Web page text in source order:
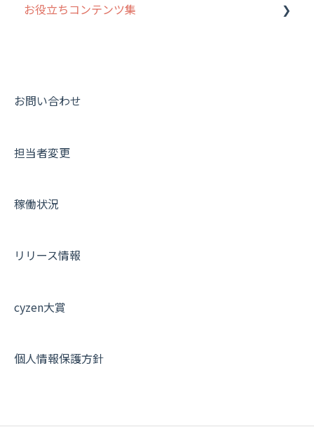
報告書・行動種別
活動通知
商品
写真管理・高画質化
その他オプション
契約・その他
ルート自動記録 について
報告書について
メンバー画面について
その他よくある質問
お役立ちコンテンツ集
動画集：共通
お問い合わせ
担当者変更
稼働状況
リリース情報
cyzen大賞
個人情報保護方針